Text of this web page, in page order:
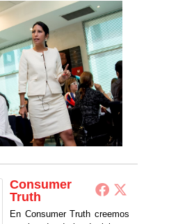
Consumer
Truth
En Consumer Truth creemos